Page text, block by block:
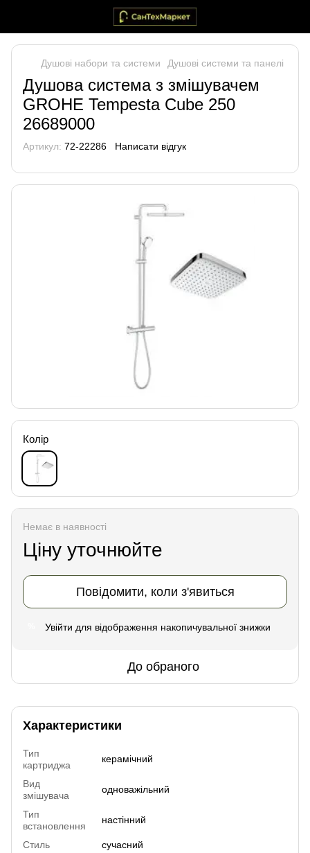
Душові набори та системи Душові системи та панелі
Душова система з змішувачем
GROHE Tempesta Cube 250
26689000
Артикул: 72-22286 Написати відгук
Колір
Немає в наявності
Ціну уточнюйте
Повідомити, коли з'явиться
Увійти для відображення накопичувальної знижки
До обраного
Характеристики
Тип
картриджа
керамічний
Вид
змішувача
одноважільний
Тип
встановлення
настінний
Стиль сучасний